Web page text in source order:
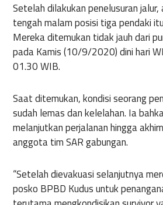
Setelah dilakukan penelusuran
tengah malam posisi tiga pendaki
Mereka ditemukan tidak jauh dari
pada Kamis (10/9/2020) dini hari
01.30 WIB.
Saat ditemukan, kondisi seorang
sudah lemas dan kelelahan. Ia
melanjutkan perjalanan hingga
anggota tim SAR gabungan.
“Setelah dievakuasi selanjutnya
posko BPBD Kudus untuk